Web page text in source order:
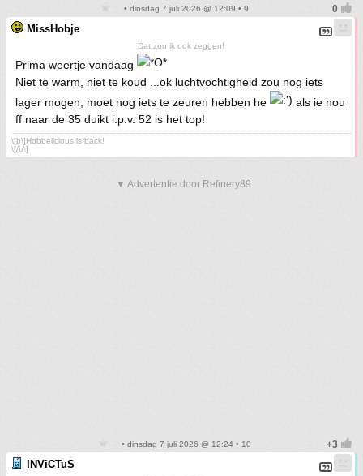
• dinsdag 7 juli 2026 @ 12:09 • 9
MissHobje
Dat zou ik ook zeggen!
Prima weertje vandaag
Niet te warm, niet te koud ...ok luchtvochtigheid zou nog iets
lager mogen, moet nog iets te zeuren hebben he
als ie nou
ff naar de 35 duikt i.p.v. 52 is het top!
\[b\]Hobbelicious is back!
\[/b\]
▼ Advertentie door Refinery89
• dinsdag 7 juli 2026 @ 12:24 • 10
INViCTuS